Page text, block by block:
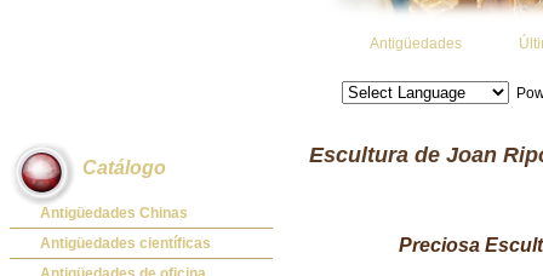
Antigüedades
Catálogo
Antigüedades Chinas
Antigüedades Chinas
Antigüedades científicas
Escultura de Joan
Preciosa